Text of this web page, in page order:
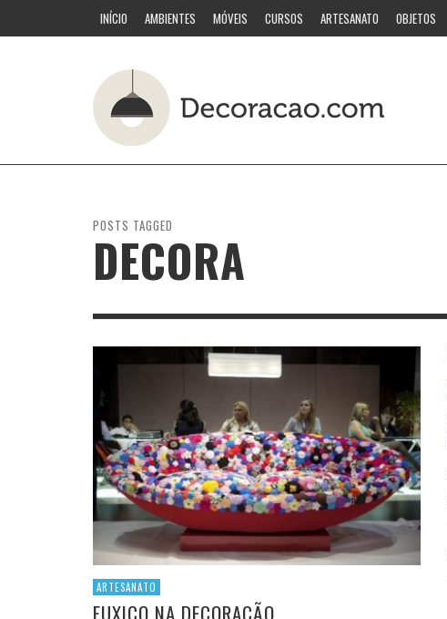
INÍCIO AMBIENTES MÓVEIS CURSOS ARTESANATO OBJETOS
POSTS TAGGED
DECORA
ARTESANATO
FUXICO NA DECORAÇÃO